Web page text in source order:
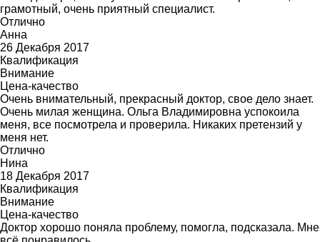
грамотный, очень приятный специалист.
Отлично
Анна
26 Декабря 2017
Квалификация
Внимание
Цена-качество
Очень внимательный, прекрасный доктор, свое дело знает.
Очень милая женщина. Ольга Владимировна успокоила
меня, все посмотрела и проверила. Никаких претензий у
меня нет.
Отлично
Нина
18 Декабря 2017
Квалификация
Внимание
Цена-качество
Доктор хорошо поняла проблему, помогла, подсказала. Мне